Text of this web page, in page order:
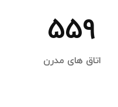
559
اتاق های مدرن